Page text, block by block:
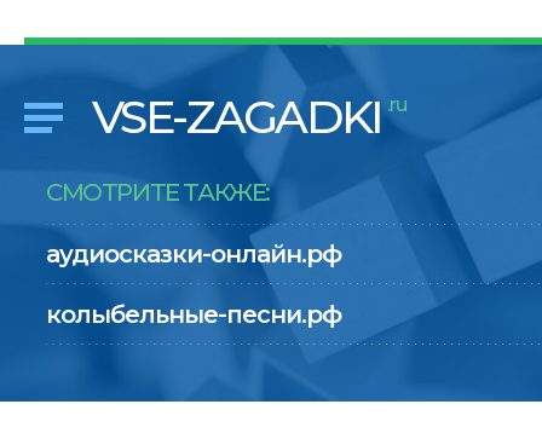
VSE-ZAGADKI .ru
СМОТРИТЕ ТАКЖЕ:
аудиосказки-онлайн.рф
колыбельные-песни.рф